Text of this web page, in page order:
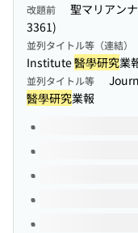
改題前 聖マリアンナ
3361)
並列タイトル等（連結）
Institute醫學研究業
並列タイトル等
醫學研究業報
このタイトルの巻号